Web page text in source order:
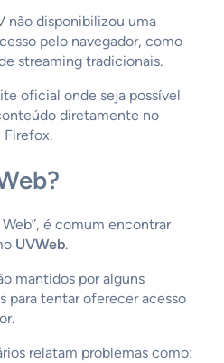
não disponibilizou uma
pelo navegador, como
streaming tradicionais.
oficial onde seja possível
diretamente no
Firefox.
é comum encontrar
UVWeb.
mantidos por alguns
para tentar oferecer acesso
relatam problemas como: